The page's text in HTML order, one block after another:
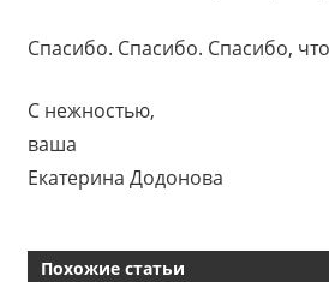
Спасибо. Спасибо. Спасибо,
С нежностью,
ваша
Екатерина Додонова
Похожие статьи